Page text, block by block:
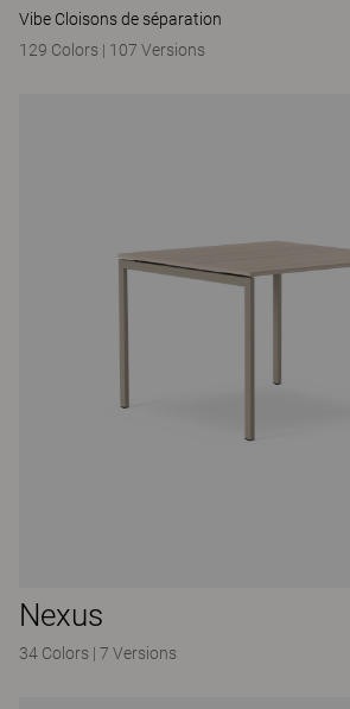
Vibe Cloisons de séparation
129 Colors | 107 Versions
Nexus
34 Colors | 7 Versions